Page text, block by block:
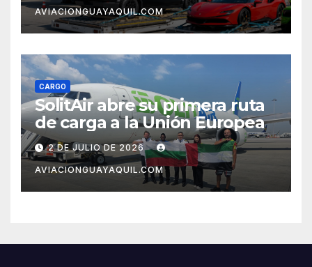
AVIACIONGUAYAQUIL.COM
CARGO
SolitAir abre su primera ruta
de carga a la Unión Europea
2 DE JULIO DE 2026
AVIACIONGUAYAQUIL.COM